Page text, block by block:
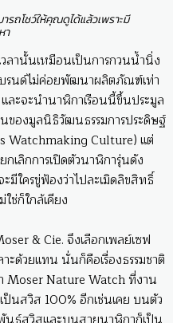
รถโชว์ให้คุณดูได้แล้วเพราะมี
ลานั้นเหมือนเป็นการกวนน้ำนิ่ง
รนด์ไม่ค่อยพัฒนาผลิตภัณฑ์เท่า
ละจะนำนาฬิกาเรือนนี้ขึ้นประมูล
ของมูลนิธิวัฒนธรรมการประดิษฐ์
Watchmaking Culture) แต่
เลิกการเปิดตัวนาฬิการุ่นดัง
มีใครขู่ฟ้องว่าไปละเมิดลิขสิทธิ์
ช่ก็ใกล้เคียง
& Cie. จึงเลือกเพลย์เซฟ
าะด้วยแทน นั่นก็คือเรื่องธรรมชาติ
Moser Nature Watch ที่งาน
นสวิส 100% อีกเช่นเคย บนตัว